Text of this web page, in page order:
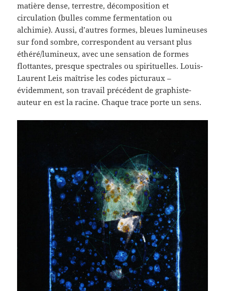
matière dense, terrestre, décomposition et
circulation (bulles comme fermentation ou
alchimie). Aussi, d’autres formes, bleues lumineuses
sur fond sombre, correspondent au versant plus
éthéré/lumineux, avec une sensation de formes
flottantes, presque spectrales ou spirituelles. Louis-
Laurent Leis maîtrise les codes picturaux –
évidemment, son travail précédent de graphiste-
auteur en est la racine. Chaque trace porte un sens.